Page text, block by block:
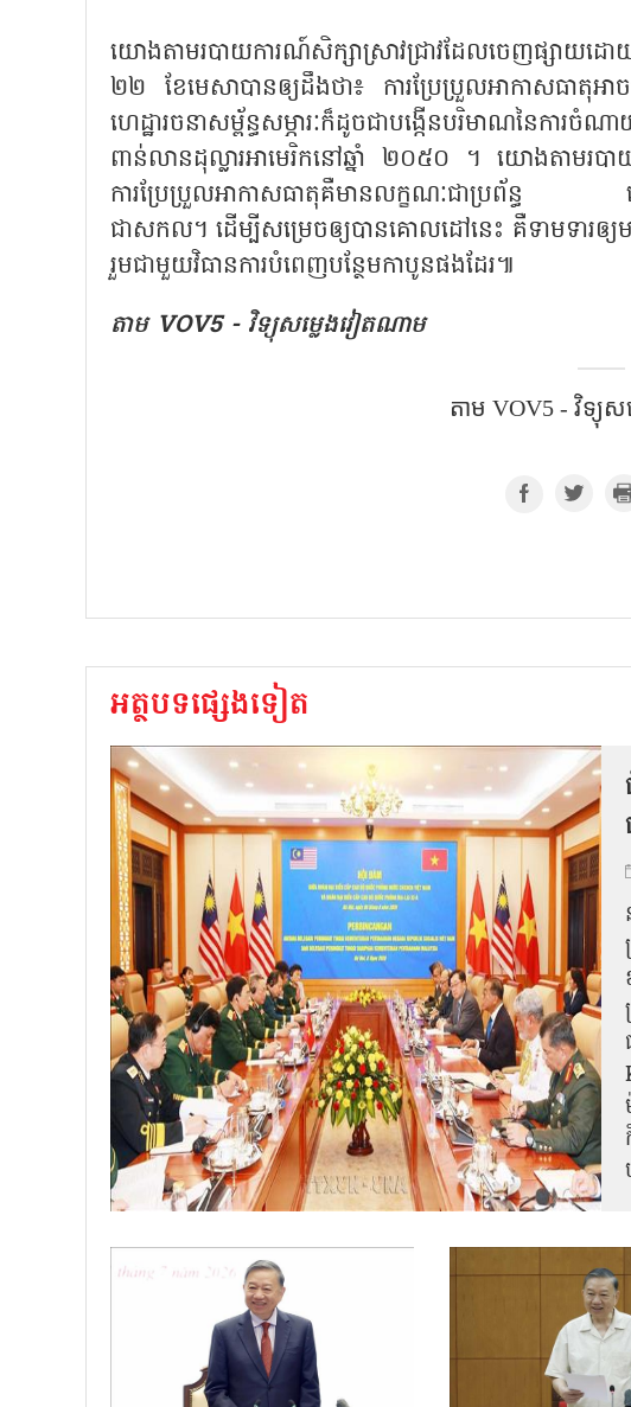
យោងតាមរបាយការណ៍សិក្សាស្រាវជ្រាវដែលចេញផ្សាយ
២២ ខែមេសាបានឲ្យដឹងថា៖ ការប្រែប្រួលអាកាសធា
ហេដ្ឋារចនាសម្ព័ន្ធសម្ភារៈក៏ដូចជាបង្កើនបរិមាណ
ពាន់លានដុល្លារអាមេរិកនៅឆ្នាំ ២០៥០ ។ យោងតាមរ
ការប្រែប្រួលអាកាសធាតុគឺមានលក្ខណៈជាប្រព័ន្ធ ហ
ជាសកល។ ដើម្បីសម្រេចឲ្យបានគោលដៅនេះ គឺទាមទារឲ្
រួមជាមួយវិធានការបំពេញបន្ថែមកាបូនផងដែរ៕
តាម​ VOV5 - វិទ្យុសម្លេងវៀតណាម
តាម​ VOV5 - វិទ្យុ
អត្ថបទផ្សេងទៀត